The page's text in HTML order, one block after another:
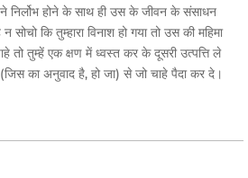
होने के साथ ही उस के जीवन के संसाधन
कि तुम्हारा विनाश हो गया तो उस की महिमा
तो तुम्हें एक क्षण में ध्वस्त कर के दूसरी उत्पत्ति ले
का अनुवाद है, हो जा) से जो चाहे पैदा कर दे।